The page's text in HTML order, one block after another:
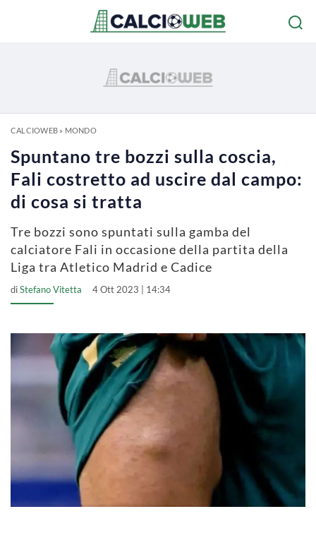
CALCIOWEB» MONDO
Spuntano tre bozzi sulla coscia,
Fali costretto ad uscire dal campo:
di cosa si tratta
Tre bozzi sono spuntati sulla gamba del
calciatore Fali in occasione della partita della
Liga tra Atletico Madrid e Cadice
diStefano Vitetta 4 Ott 2023 | 14:34